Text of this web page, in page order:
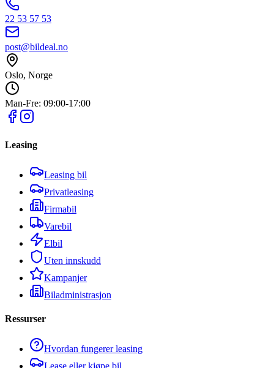
22 53 57 53
post@bildeal.no
Oslo, Norge
Man-Fre: 09:00-17:00
Leasing
Leasing bil
Privatleasing
Firmabil
Varebil
Elbil
Uten innskudd
Kampanjer
Biladministrasjon
Ressurser
Hvordan fungerer leasing